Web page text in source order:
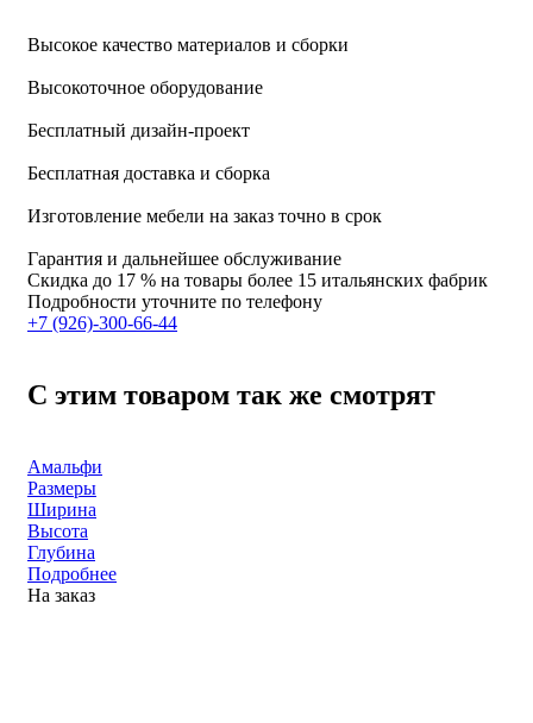
Высокое качество материалов и сборки
Высокоточное оборудование
Бесплатный дизайн-проект
Бесплатная доставка и сборка
Изготовление мебели на заказ точно в срок
Гарантия и дальнейшее обслуживание
Скидка до 17 % на товары более 15 итальянских фабрик
Подробности уточните по телефону
+7 (926)-300-66-44
С этим товаром так же смотрят
Амальфи
Размеры
Ширина
Высота
Глубина
Подробнее
На заказ